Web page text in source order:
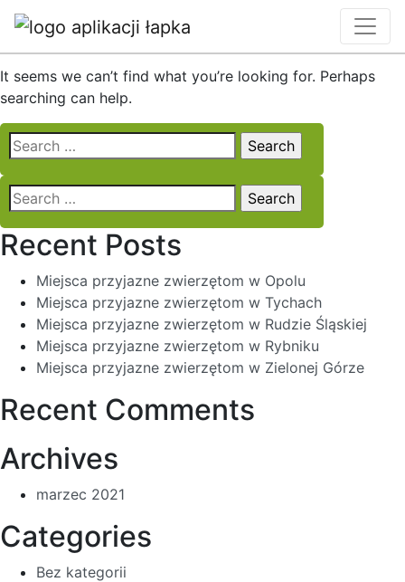
Nothing Found
It seems we can’t find what you’re looking for. Perhaps
searching can help.
Search
for:
Search
for:
Recent Posts
Miejsca przyjazne zwierzętom w Opolu
Miejsca przyjazne zwierzętom w Tychach
Miejsca przyjazne zwierzętom w Rudzie Śląskiej
Miejsca przyjazne zwierzętom w Rybniku
Miejsca przyjazne zwierzętom w Zielonej Górze
Recent Comments
Archives
marzec 2021
Categories
Bez kategorii